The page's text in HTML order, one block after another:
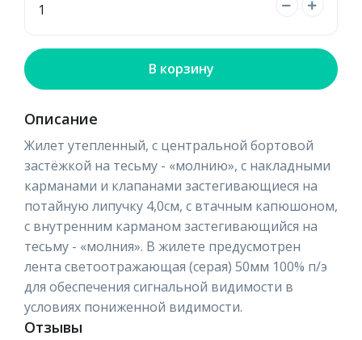
В корзину
Описание
Жилет утепленный, с центральной бортовой
застёжкой на тесьму - «молнию», с накладными
карманами и клапанами застегивающиеся на
потайную липучку 4,0см, с втачным капюшоном,
с внутренним карманом застегивающийся на
тесьму - «молния». В жилете предусмотрен
лента светоотражающая (серая) 50мм 100% п/э
для обеспечения сигнальной видимости в
условиях пониженной видимости.
Отзывы